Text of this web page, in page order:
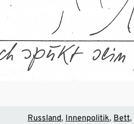
Russland Innenpolitik Bett